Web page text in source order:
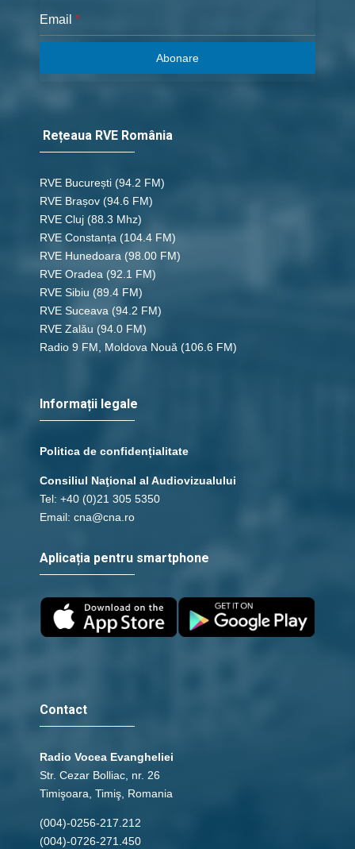
Email *
Abonare
Rețeaua RVE România
RVE București (94.2 FM)
RVE Brașov (94.6 FM)
RVE Cluj (88.3 Mhz)
RVE Constanța (104.4 FM)
RVE Hunedoara (98.00 FM)
RVE Oradea (92.1 FM)
RVE Sibiu (89.4 FM)
RVE Suceava (94.2 FM)
RVE Zalău (94.0 FM)
Radio 9 FM, Moldova Nouă (106.6 FM)
Informații legale
Politica de confidențialitate
Consiliul Naţional al Audiovizualului
Tel: +40 (0)21 305 5350
Email: cna@cna.ro
Aplicația pentru smartphone
Contact
Radio Vocea Evangheliei
Str. Cezar Bolliac, nr. 26
Timişoara, Timiş, Romania
(004)-0256-217.212
(004)-0726-271.450